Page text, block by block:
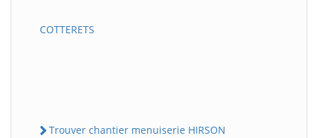
COTTERETS
Trouver chantier menuiserie HIRSON